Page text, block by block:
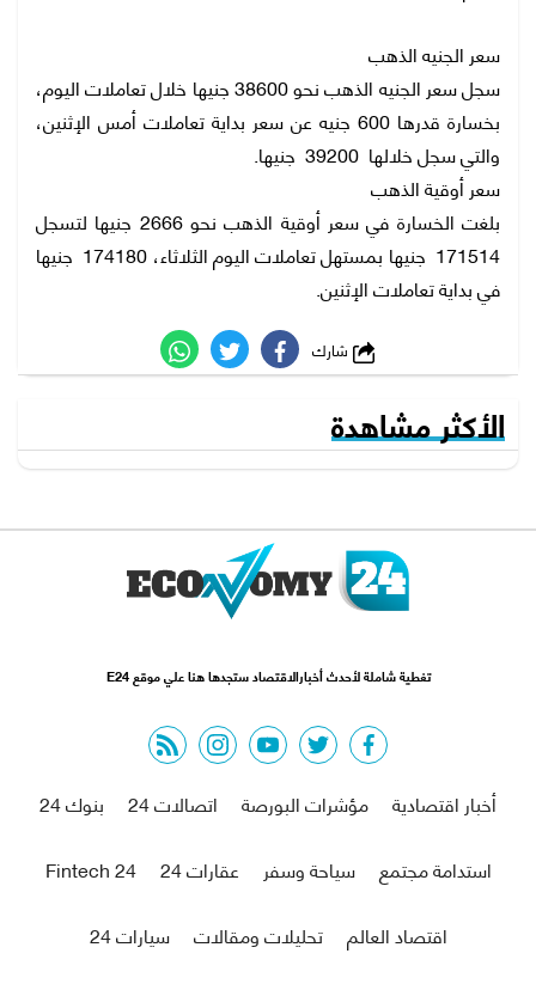
سعر الجنيه الذهب
سجل سعر الجنيه الذهب نحو 38600 جنيها خلال تعاملات اليوم،
بخسارة قدرها 600 جنيه عن سعر بداية تعاملات أمس الإثنين،
والتي سجل خلالها 39200 جنيها.
سعر أوقية الذهب
بلغت الخسارة في سعر أوقية الذهب نحو 2666 جنيها لتسجل
171514 جنيها بمستهل تعاملات اليوم الثلاثاء، 174180 جنيها
في بداية تعاملات الإثنين.
الأكثر مشاهدة
تغطية شاملة لأحدث أخبارالاقتصاد ستجدها هنا علي موقع E24
facebook
twitter
youtube
instagram
rss feed
أخبار اقتصادية
مؤشرات البورصة اتصالات 24
بنوك 24
استدامة مجتمع
سياحة وسفر عقارات 24
Fintech 24
اقتصاد العالم
تحليلات ومقالات
سيارات 24